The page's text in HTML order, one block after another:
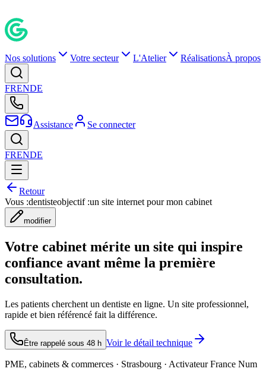
Nos solutions Votre secteur L'Atelier RéalisationsÀ propos
FRENDE
Assistance Se connecter
FRENDE
Retour
Vous :dentisteobjectif :un site internet pour mon cabinet
modifier
Votre cabinet mérite un site qui inspire
confiance avant même la première
consultation.
Les patients cherchent un dentiste en ligne. Un site professionnel,
rapide et bien référencé fait la différence.
Être rappelé sous 48 h Voir le détail technique
PME, cabinets & commerces · Strasbourg · Activateur France Num